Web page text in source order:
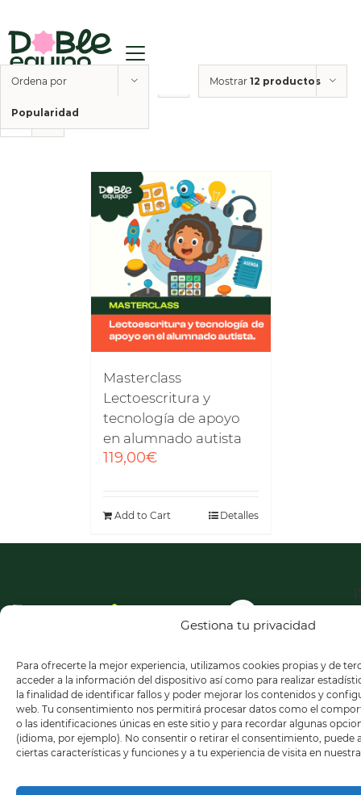
Gestiona tu privacidad
Para ofrecerte la mejor experiencia, utilizamos cookies propias y de
acceder a la información del dispositivo así como para realizar
la finalidad de identificar fallos y poder mejorar los contenidos y
web. Tu consentimiento nos permitirá procesar datos como el
o las identificaciones únicas en este sitio y para recordar algunas
(idioma, por ejemplo). No consentir o retirar el consentimiento, puede
ciertas características y funciones y a tu experiencia de visita en
Ordena por
Popularidad
Mostrar 12 productos
Masterclass
Lectoescritura y
tecnología de apoyo
en alumnado autista
119,00€
Add to Cart Detalles
a